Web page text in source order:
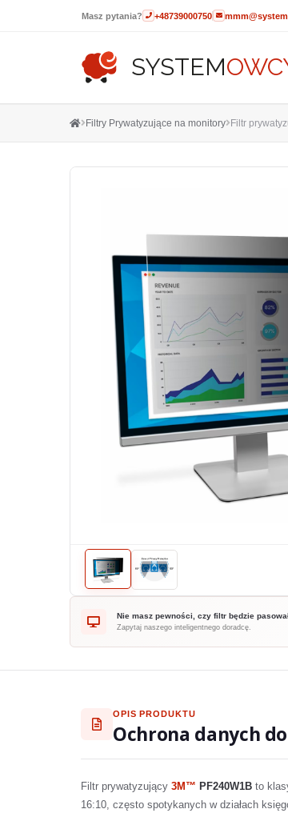
Masz pytania? +48739000750
SYSTEM
Filtry Prywatyzujące na monitory Filtr
Nie masz pewności, czy filtr będzie
Zapytaj naszego inteligentnego doradcę.
OPIS PRODUKTU
Ochrona danych
Filtr prywatyzujący 3M™ PF240W1B to
16:10, często spotykanych w działach